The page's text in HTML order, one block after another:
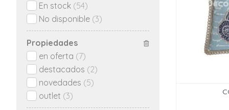
En stock (54)
No disponible (3)
Propiedades
en oferta (7)
destacados (2)
novedades (5)
outlet (3)